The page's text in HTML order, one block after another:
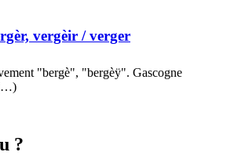
vergèir / verger
"bergè", "bergèÿ". Gascogne
?